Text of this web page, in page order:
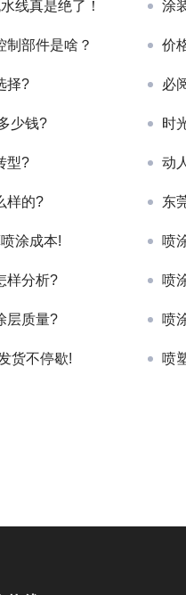
线真是绝了！ 涂
制部件是啥？ 价
择? 必
少钱? 时
型? 动
样的? 东
涂成本! 喷
样分析? 喷
层质量? 喷
货不停歇! 喷